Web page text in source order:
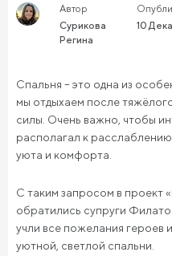
Автор
Сурикова
Регина
10
Спальня – это одна из
мы отдыхаем после
силы. Очень важно, чтобы
располагал к
уюта и комфорта.
С таким запросом в проект
обратились супруги
учли все пожелания героев
уютной, светлой спальни.